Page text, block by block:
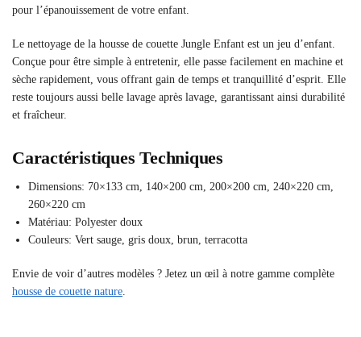
pour l’épanouissement de votre enfant.
Le nettoyage de la housse de couette Jungle Enfant est un jeu d’enfant.
Conçue pour être simple à entretenir, elle passe facilement en machine et
sèche rapidement, vous offrant gain de temps et tranquillité d’esprit. Elle
reste toujours aussi belle lavage après lavage, garantissant ainsi durabilité
et fraîcheur.
Caractéristiques Techniques
Dimensions: 70×133 cm, 140×200 cm, 200×200 cm, 240×220 cm,
260×220 cm
Matériau: Polyester doux
Couleurs: Vert sauge, gris doux, brun, terracotta
Envie de voir d’autres modèles ? Jetez un œil à notre gamme complète
housse de couette nature.